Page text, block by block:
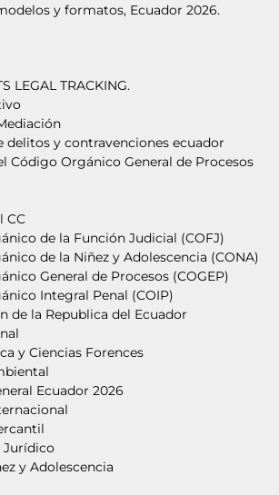
y formatos, Ecuador 2026.
LEGAL TRACKING.
delitos y contravenciones ecuador
Código Orgánico General de Procesos
CC
de la Función Judicial (COFJ)
de la Niñez y Adolescencia (CONA)
General de Procesos (COGEP)
Integral Penal (COIP)
de la Republica del Ecuador
y Ciencias Forences
Ecuador 2026
Jurídico
y Adolescencia